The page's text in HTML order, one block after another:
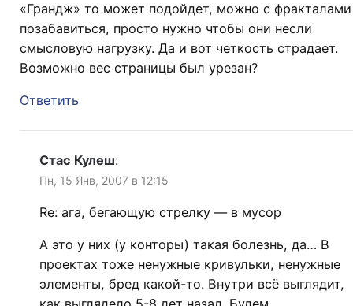
«Грандж» то может подойдет, можно с фракталами
позабавиться, просто нужно чтобы они несли
смысловую нагрузку. Да и вот четкость страдает.
Возможно вес страницы был урезан?
Ответить
Стас Кулеш:
Пн, 15 Янв, 2007 в 12:15
Re: ага, бегающую стрелку — в мусор
А это у них (у конторы) такая болезнь, да… В
проектах тоже ненужные кривульки, ненужные
элементы, бред какой-то. Внутри всё выглядит,